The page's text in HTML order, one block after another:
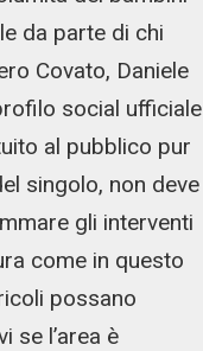
da parte di chi
Covato, Daniele
social ufficiale
al pubblico pur
singolo, non deve
gli interventi
come in questo
possano
se l’area è